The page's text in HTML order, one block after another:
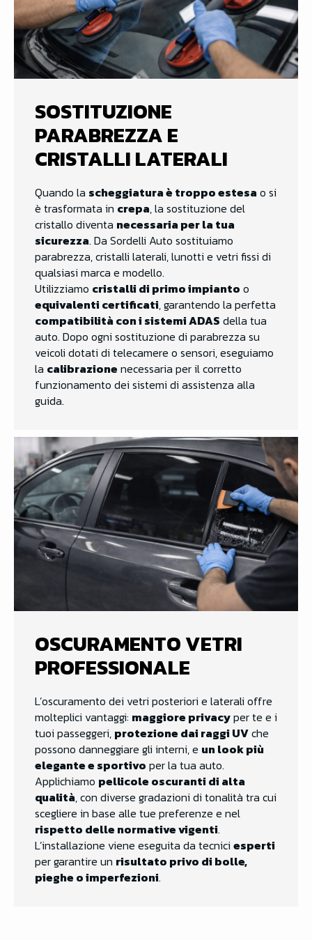
SOSTITUZIONE
PARABREZZA E
CRISTALLI LATERALI
Quando la scheggiatura è troppo estesa o si
è trasformata in crepa, la sostituzione del
cristallo diventa necessaria per la tua
sicurezza. Da Sordelli Auto sostituiamo
parabrezza, cristalli laterali, lunotti e vetri fissi di
qualsiasi marca e modello.
Utilizziamo cristalli di primo impianto o
equivalenti certificati, garantendo la perfetta
compatibilità con i sistemi ADAS della tua
auto. Dopo ogni sostituzione di parabrezza su
veicoli dotati di telecamere o sensori, eseguiamo
la calibrazione necessaria per il corretto
funzionamento dei sistemi di assistenza alla
guida.
OSCURAMENTO VETRI
PROFESSIONALE
L’oscuramento dei vetri posteriori e laterali offre
molteplici vantaggi: maggiore privacyper te e i
tuoi passeggeri, protezione dai raggi UVche
possono danneggiare gli interni, e un look più
elegante e sportivo per la tua auto.
Applichiamo pellicole oscuranti di alta
qualità, con diverse gradazioni di tonalità tra cui
scegliere in base alle tue preferenze e nel
rispetto delle normative vigenti.
L’installazione viene eseguita da tecnici esperti
per garantire un risultato privo di bolle,
pieghe o imperfezioni.